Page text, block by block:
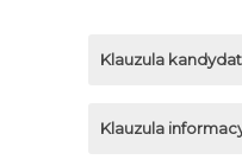
Klauzula
Klauzula